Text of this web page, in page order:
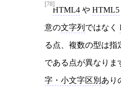
[78]
HTML4 や HTML5
意の文字列 ではなく
る点、複数の型は指
である点が異なりま
字・小文字区別 あり